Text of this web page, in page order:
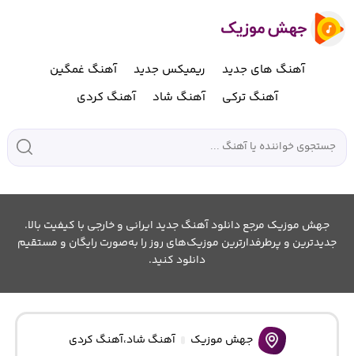
آهنگ های جدید ریمیکس جدید
آهنگ غمگین
آهنگ ترکی
آهنگ شاد آهنگ کردی
جهش موزیک مرجع دانلود آهنگ جدید ایرانی و خارجی با کیفیت بالا.
جدیدترین و پرطرفدارترین موزیک‌های روز را به‌صورت رایگان و مستقیم
دانلود کنید.
جهش موزیک آهنگ شاد،آهنگ کردی